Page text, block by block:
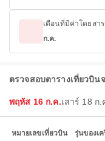
เดือนที่มีค่าโดยสา
ก.ค.
ตรวจสอบตารางเที่ยวบิน
พฤหัส 16 ก.ค.เสาร์ 18 ก.
หมายเลขเที่ยวบิน รุ่นของเ